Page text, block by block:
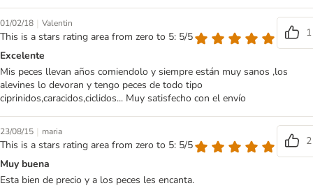
01/02/18 | Valentin
This is a stars rating area from zero to 5: 5/5
1
Excelente
Mis peces llevan años comiendolo y siempre están muy sanos ,los
alevines lo devoran y tengo peces de todo tipo
ciprinidos,caracidos,ciclidos... Muy satisfecho con el envío
23/08/15 | maria
This is a stars rating area from zero to 5: 5/5
2
Muy buena
Esta bien de precio y a los peces les encanta.